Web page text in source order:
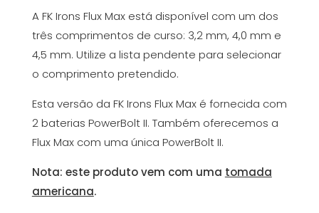
A FK Irons Flux Max está disponível com um dos
três comprimentos de curso: 3,2 mm, 4,0 mm e
4,5 mm. Utilize a lista pendente para selecionar
o comprimento pretendido.
Esta versão da FK Irons Flux Max é fornecida com
2 baterias PowerBolt II. Também oferecemos a
Flux Max com uma única PowerBolt II.
Nota: este produto vem com uma tomada
americana.